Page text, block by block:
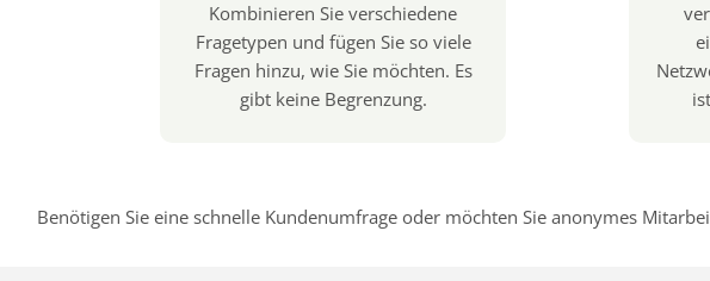
Kombinieren Sie verschiedene
Fragetypen und fügen Sie so viele
Fragen hinzu, wie Sie möchten. Es
gibt keine Begrenzung.
Benötigen Sie eine schnelle Kundenumfrage oder möchten Sie anonymes